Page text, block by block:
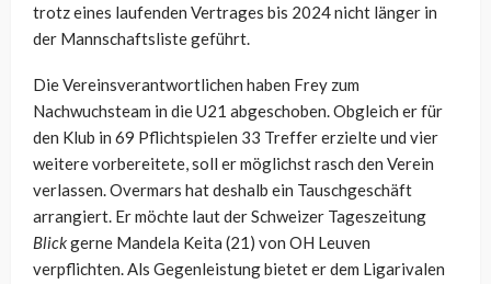
trotz eines laufenden Vertrages bis 2024 nicht länger in
der Mannschaftsliste geführt.
Die Vereinsverantwortlichen haben Frey zum
Nachwuchsteam in die U21 abgeschoben. Obgleich er für
den Klub in 69 Pflichtspielen 33 Treffer erzielte und vier
weitere vorbereitete, soll er möglichst rasch den Verein
verlassen. Overmars hat deshalb ein Tauschgeschäft
arrangiert. Er möchte laut der Schweizer Tageszeitung
Blickgerne Mandela Keita (21) von OH Leuven
verpflichten. Als Gegenleistung bietet er dem Ligarivalen